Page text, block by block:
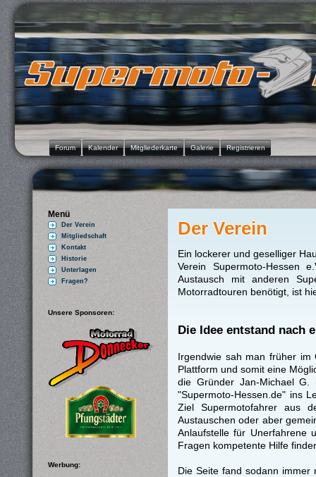
Forum Kalender Mitgliederkarte Galerie Registrieren
Menü
Der Verein
Mitgliedschaft
Kontakt
Historie
Unterlagen
Fragen?
Unsere Sponsoren:
Werbung:
Der Verein
Ein lockerer und geselliger
Verein Supermoto-Hessen
Austausch mit anderen
Motorradtouren benötigt, ist
Die Idee entstand nach
Irgendwie sah man früher im
Plattform und somit eine
die Gründer Jan-Michael
"Supermoto-Hessen.de" ins
Ziel Supermotofahrer aus
Austauschen oder aber
Anlaufstelle für Unerfahrene
Fragen kompetente Hilfe
Die Seite fand sodann immer